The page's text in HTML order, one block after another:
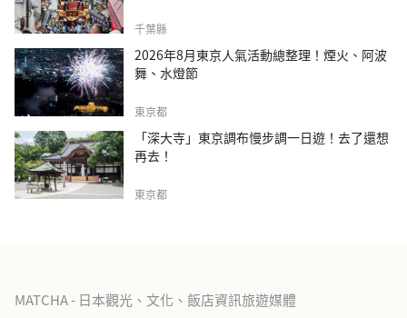
千葉縣
2026年8月東京人氣活動總整理！煙火、阿波
舞、水燈節
東京都
「深大寺」東京調布慢步調一日遊！去了還想
再去！
東京都
MATCHA - 日本觀光、文化、飯店資訊旅遊媒體